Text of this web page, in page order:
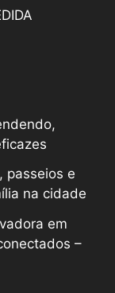
passeios e
na cidade
em
–